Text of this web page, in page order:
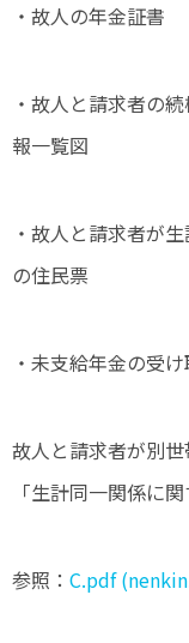
・故人の年金証書
・故人と請求者の
報一覧図
・故人と請求者が
の住民票
・未支給年金の受
故人と請求者が別
「生計同一関係に
参照： C.pdf